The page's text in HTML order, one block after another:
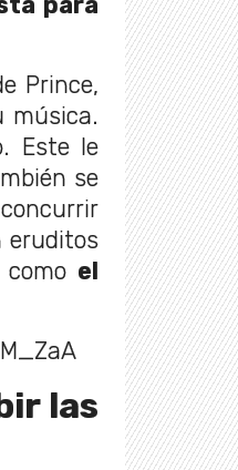
Prince,
música.
Este le
se
eruditos
el
las